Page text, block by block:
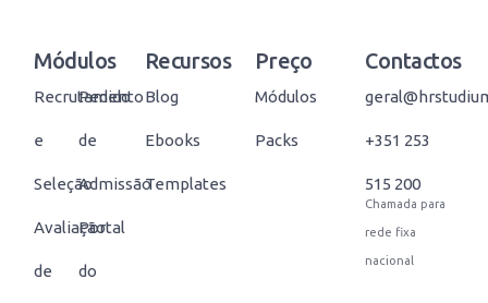
Módulos
Recrutamento
e
Seleção
Avaliação
de
Pedido
de
Admissão
Portal
do
Recursos
Blog
Ebooks
Templates
Preço
Módulos
Packs
Contactos
+351 253
515 200
Chamada para
rede fixa
nacional